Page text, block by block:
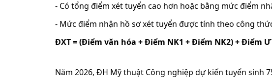
- Có tổng điểm xét tuyển cao hơn hoặc bằng mức điểm
- Mức điểm nhận hồ sơ xét tuyển được tính theo công
ĐXT = (Điểm văn hóa + Điểm NK1 + Điểm NK2) + Điểm
Năm 2026, ĐH Mỹ thuật Công nghiệp dự kiến tuyển sinh